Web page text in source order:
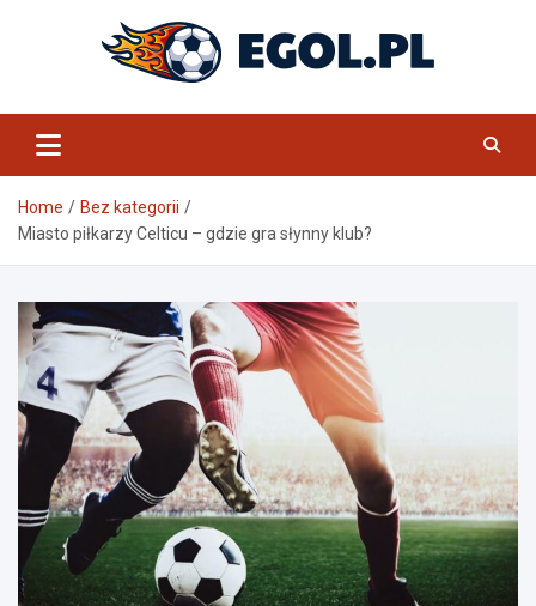
eGol.pl
Home
Bez kategorii
Miasto piłkarzy Celticu – gdzie gra słynny klub?